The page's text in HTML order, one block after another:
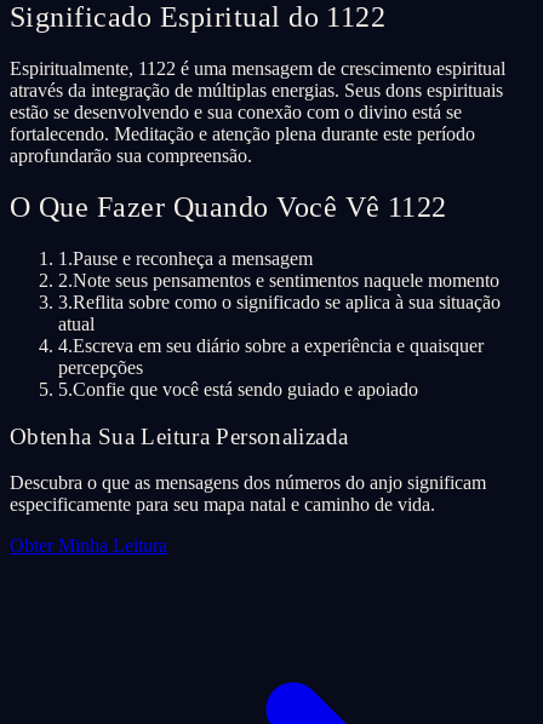
Significado Espiritual do 1122
Espiritualmente, 1122 é uma mensagem de crescimento espiritual
através da integração de múltiplas energias. Seus dons espirituais
estão se desenvolvendo e sua conexão com o divino está se
fortalecendo. Meditação e atenção plena durante este período
aprofundarão sua compreensão.
O Que Fazer Quando Você Vê 1122
1.Pause e reconheça a mensagem
2.Note seus pensamentos e sentimentos naquele momento
3.Reflita sobre como o significado se aplica à sua situação
atual
4.Escreva em seu diário sobre a experiência e quaisquer
percepções
5.Confie que você está sendo guiado e apoiado
Obtenha Sua Leitura Personalizada
Descubra o que as mensagens dos números do anjo significam
especificamente para seu mapa natal e caminho de vida.
Obter Minha Leitura